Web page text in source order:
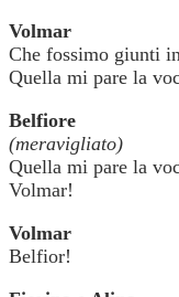
Volmar
Che fossimo giunti
Quella mi pare la
Belfiore
(meravigliato)
Quella mi pare la
Volmar!
Volmar
Belfior!